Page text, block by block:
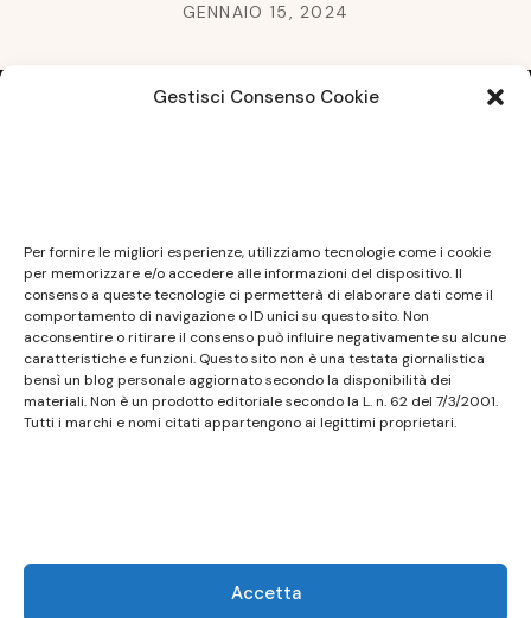
Gestisci Consenso Cookie
Per fornire le migliori esperienze, utilizziamo tecnologie come i cookie
per memorizzare e/o accedere alle informazioni del dispositivo. Il
consenso a queste tecnologie ci permetterà di elaborare dati come il
comportamento di navigazione o ID unici su questo sito. Non
acconsentire o ritirare il consenso può influire negativamente su alcune
caratteristiche e funzioni. Questo sito non è una testata giornalistica
bensì un blog personale aggiornato secondo la disponibilità dei
materiali. Non è un prodotto editoriale secondo la L. n. 62 del 7/3/2001.
Tutti i marchi e nomi citati appartengono ai legittimi proprietari.
Accetta
GENNAIO 15, 2024
non ha carattere periodico essendo aggiornato
secondo la disponibilità e la reperibilità dei materiali.
Pertanto non può essere considerato in alcun modo
un prodotto editoriale ai sensi della L. n. 62 del
7/3/2001. Tutti i marchi riportati appartengono ai
legittimi proprietari; marchi di terzi, nomi di prodotti,